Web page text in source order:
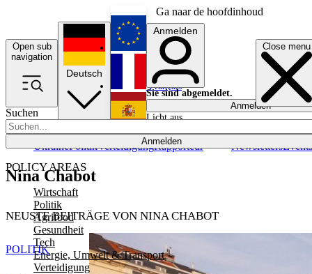
Ga naar de hoofdinhoud
Open sub
navigation
Close menu
Suchen
Anmelden
POLICY AREAS
Wirtschaft
Politik
Agrifood
Gesundheit
Tech
Energie, Umwelt & Transport
Verteidigung
UkrainePolitikVerteidigungRapporteur NewslettersEvents
Deutsch
English
Français
Anmelden
Sie sind abgemeldet.
Anmelden
Licht aus
Nina Chabot
NEUSTE BEITRÄGE VON NINA CHABOT
POLITIK